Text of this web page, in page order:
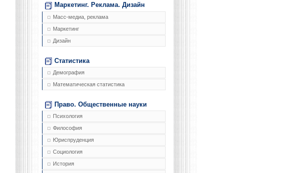
Маркетинг. Реклама. Дизайн
Масс-медиа, реклама
Маркетинг
Дизайн
Статистика
Демография
Математическая статистика
Право. Общественные науки
Психология
Философия
Юриспруденция
Социология
История